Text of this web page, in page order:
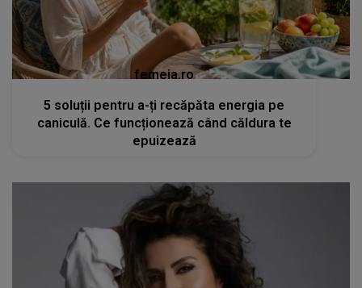
femeia.ro
5 soluții pentru a-ți recăpăta energia pe
caniculă. Ce funcționează când căldura te
epuizează